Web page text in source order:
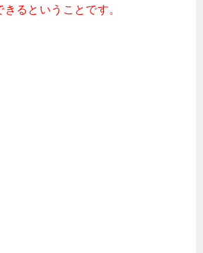
るということです。